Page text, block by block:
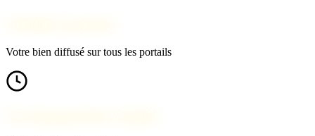
Votre bien diffusé sur tous les portails